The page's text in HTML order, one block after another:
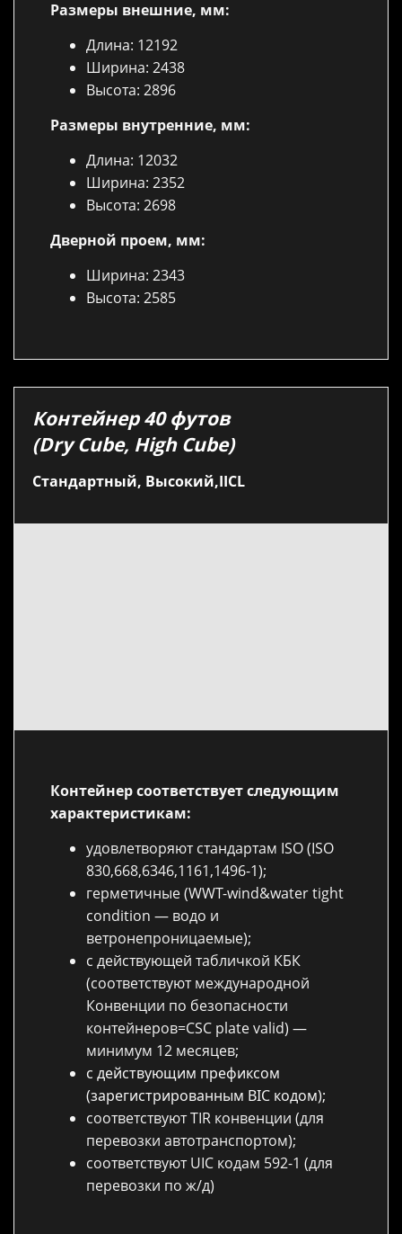
Размеры внешние, мм:
Длина: 12192
Ширина: 2438
Высота: 2896
Размеры внутренние, мм:
Длина: 12032
Ширина: 2352
Высота: 2698
Дверной проем, мм:
Ширина: 2343
Высота: 2585
Контейнер 40 футов
(Dry Cube, High Cube)
Стандартный, Высокий,IICL
Контейнер соответствует следующим
характеристикам:
удовлетворяют стандартам ISO (ISO
830,668,6346,1161,1496-1);
герметичные (WWT-wind&water tight
condition — водо и
ветронепроницаемые);
с действующей табличкой КБК
(соответствуют международной
Конвенции по безопасности
контейнеров=CSC plate valid) —
минимум 12 месяцев;
с действующим префиксом
(зарегистрированным BIC кодом);
соответствуют TIR конвенции (для
перевозки автотранспортом);
соответствуют UIC кодам 592-1 (для
перевозки по ж/д)